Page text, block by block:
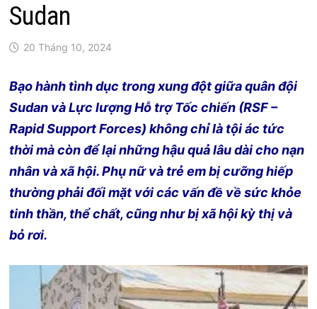
Sudan
20 Tháng 10, 2024
Bạo hành tình dục trong xung đột giữa quân đội
Sudan và Lực lượng Hỗ trợ Tốc chiến (RSF –
Rapid Support Forces) không chỉ là tội ác tức
thời mà còn để lại những hậu quả lâu dài cho nạn
nhân và xã hội. Phụ nữ và trẻ em bị cưỡng hiếp
thường phải đối mặt với các vấn đề về sức khỏe
tinh thần, thể chất, cũng như bị xã hội kỳ thị và
bỏ rơi.